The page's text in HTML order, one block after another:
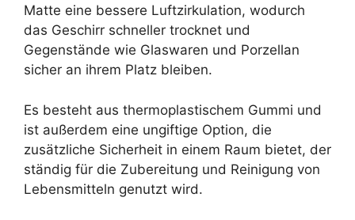
Matte eine bessere Luftzirkulation, wodurch
das Geschirr schneller trocknet und
Gegenstände wie Glaswaren und Porzellan
sicher an ihrem Platz bleiben.
Es besteht aus thermoplastischem Gummi und
ist außerdem eine ungiftige Option, die
zusätzliche Sicherheit in einem Raum bietet, der
ständig für die Zubereitung und Reinigung von
Lebensmitteln genutzt wird.